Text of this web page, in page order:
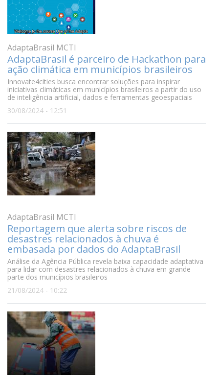
AdaptaBrasil MCTI
AdaptaBrasil é parceiro de Hackathon para
ação climática em municípios brasileiros
Innovate4cities busca encontrar soluções para inspirar
iniciativas climáticas em municípios brasileiros a partir do uso
de inteligência artificial, dados e ferramentas geoespaciais
30/08/2024 - 12:51
AdaptaBrasil MCTI
Reportagem que alerta sobre riscos de
desastres relacionados à chuva é
embasada por dados do AdaptaBrasil
Análise da Agência Pública revela baixa capacidade adaptativa
para lidar com desastres relacionados à chuva em grande
parte dos municípios brasileiros
21/08/2024 - 10:22